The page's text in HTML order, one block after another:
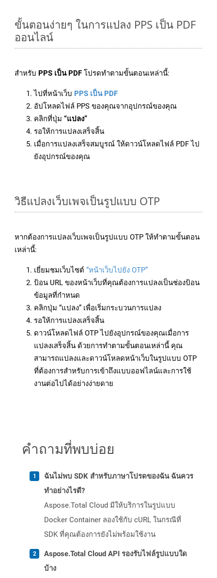
ขั้นตอนง่ายๆ ในการแปลง PPS เป็น PDF
ออนไลน์
สำหรับ PPS เป็น PDF โปรดทำตามขั้นตอนเหล่านี้:
ไปที่หน้าเว็บ PPS เป็น PDF
อัปโหลดไฟล์ PPS ของคุณจากอุปกรณ์ของคุณ
คลิกที่ปุ่ม “แปลง”
รอให้การแปลงเสร็จสิ้น
เมื่อการแปลงเสร็จสมบูรณ์ ให้ดาวน์โหลดไฟล์ PDF ไป
ยังอุปกรณ์ของคุณ
วิธีแปลงเว็บเพจเป็นรูปแบบ OTP
หากต้องการแปลงเว็บเพจเป็นรูปแบบ OTP ให้ทำตามขั้นตอน
เหล่านี้:
เยี่ยมชมเว็บไซต์ “หน้าเว็บไปยัง OTP”
ป้อน URL ของหน้าเว็บที่คุณต้องการแปลงเป็นช่องป้อน
ข้อมูลที่กำหนด
คลิกปุ่ม “แปลง” เพื่อเริ่มกระบวนการแปลง
รอให้การแปลงเสร็จสิ้น
ดาวน์โหลดไฟล์ OTP ไปยังอุปกรณ์ของคุณเมื่อการ
แปลงเสร็จสิ้น ด้วยการทำตามขั้นตอนเหล่านี้ คุณ
สามารถแปลงและดาวน์โหลดหน้าเว็บในรูปแบบ OTP
ที่ต้องการสำหรับการเข้าถึงแบบออฟไลน์และการใช้
งานต่อไปได้อย่างง่ายดาย
คำถามที่พบบ่อย
ฉันไม่พบ SDK สำหรับภาษาโปรดของฉัน ฉันควร
ทำอย่างไรดี?
Aspose.Total Cloud มีให้บริการในรูปแบบ
Docker Container ลองใช้กับ cURL ในกรณีที่
SDK ที่คุณต้องการยังไม่พร้อมใช้งาน
Aspose.Total Cloud API รองรับไฟล์รูปแบบใด
บ้าง